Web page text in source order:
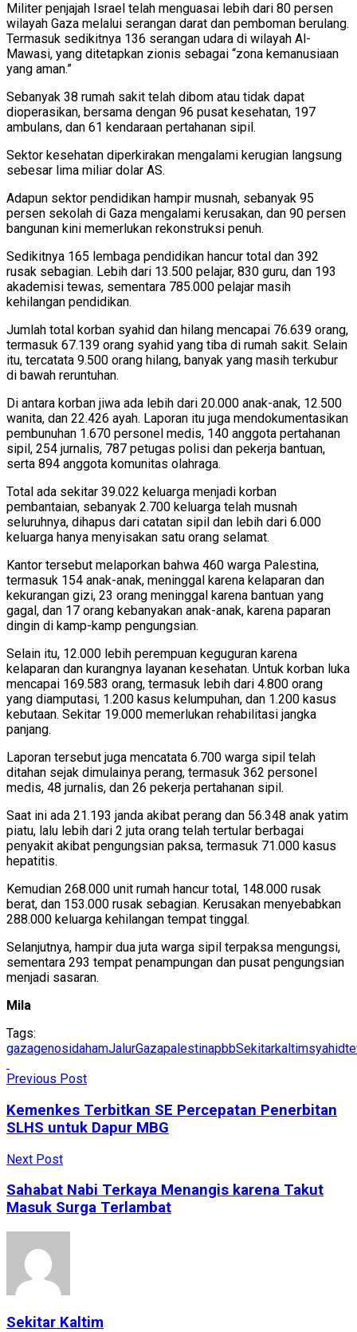
Militer penjajah Israel telah menguasai lebih dari 80 persen
wilayah Gaza melalui serangan darat dan pemboman berulang.
Termasuk sedikitnya 136 serangan udara di wilayah Al-
Mawasi, yang ditetapkan zionis sebagai “zona kemanusiaan
yang aman.”
Sebanyak 38 rumah sakit telah dibom atau tidak dapat
dioperasikan, bersama dengan 96 pusat kesehatan, 197
ambulans, dan 61 kendaraan pertahanan sipil.
Sektor kesehatan diperkirakan mengalami kerugian langsung
sebesar lima miliar dolar AS.
Adapun sektor pendidikan hampir musnah, sebanyak 95
persen sekolah di Gaza mengalami kerusakan, dan 90 persen
bangunan kini memerlukan rekonstruksi penuh.
Sedikitnya 165 lembaga pendidikan hancur total dan 392
rusak sebagian. Lebih dari 13.500 pelajar, 830 guru, dan 193
akademisi tewas, sementara 785.000 pelajar masih
kehilangan pendidikan.
Jumlah total korban syahid dan hilang mencapai 76.639 orang,
termasuk 67.139 orang syahid yang tiba di rumah sakit. Selain
itu, tercatata 9.500 orang hilang, banyak yang masih terkubur
di bawah reruntuhan.
Di antara korban jiwa ada lebih dari 20.000 anak-anak, 12.500
wanita, dan 22.426 ayah. Laporan itu juga mendokumentasikan
pembunuhan 1.670 personel medis, 140 anggota pertahanan
sipil, 254 jurnalis, 787 petugas polisi dan pekerja bantuan,
serta 894 anggota komunitas olahraga.
Total ada sekitar 39.022 keluarga menjadi korban
pembantaian, sebanyak 2.700 keluarga telah musnah
seluruhnya, dihapus dari catatan sipil dan lebih dari 6.000
keluarga hanya menyisakan satu orang selamat.
Kantor tersebut melaporkan bahwa 460 warga Palestina,
termasuk 154 anak-anak, meninggal karena kelaparan dan
kekurangan gizi, 23 orang meninggal karena bantuan yang
gagal, dan 17 orang kebanyakan anak-anak, karena paparan
dingin di kamp-kamp pengungsian.
Selain itu, 12.000 lebih perempuan keguguran karena
kelaparan dan kurangnya layanan kesehatan. Untuk korban luka
mencapai 169.583 orang, termasuk lebih dari 4.800 orang
yang diamputasi, 1.200 kasus kelumpuhan, dan 1.200 kasus
kebutaan. Sekitar 19.000 memerlukan rehabilitasi jangka
panjang.
Laporan tersebut juga mencatata 6.700 warga sipil telah
ditahan sejak dimulainya perang, termasuk 362 personel
medis, 48 jurnalis, dan 26 pekerja pertahanan sipil.
Saat ini ada 21.193 janda akibat perang dan 56.348 anak yatim
piatu, lalu lebih dari 2 juta orang telah tertular berbagai
penyakit akibat pengungsian paksa, termasuk 71.000 kasus
hepatitis.
Kemudian 268.000 unit rumah hancur total, 148.000 rusak
berat, dan 153.000 rusak sebagian. Kerusakan menyebabkan
288.000 keluarga kehilangan tempat tinggal.
Selanjutnya, hampir dua juta warga sipil terpaksa mengungsi,
sementara 293 tempat penampungan dan pusat pengungsian
menjadi sasaran.
Mila
Tags:
gazagenosidahamJalurGazapalestinapbbSekitarkaltimsyahid
Previous Post
Kemenkes Terbitkan SE Percepatan Penerbitan
SLHS untuk Dapur MBG
Next Post
Sahabat Nabi Terkaya Menangis karena Takut
Masuk Surga Terlambat
Sekitar Kaltim